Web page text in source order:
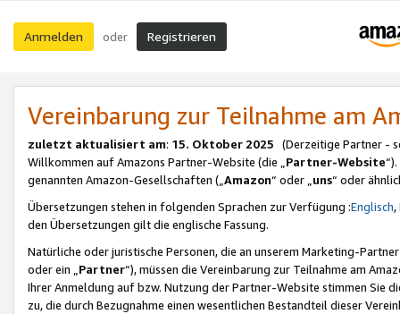
Anmelden oder Registrieren
Vereinbarung zur Teilnahme am
zuletzt aktualisiert am: 15. Oktober 2025 (Derzeitige Partner -
Willkommen auf Amazons Partner-Website (die „Partner-Website
genannten Amazon-Gesellschaften („Amazon“ oder „uns“ oder
Übersetzungen stehen in folgenden Sprachen zur Verfügung :Englisch,
den Übersetzungen gilt die englische Fassung.
Natürliche oder juristische Personen, die an unserem Marketing-
oder ein „Partner“), müssen die Vereinbarung zur Teilnahme am
Ihrer Anmeldung auf bzw. Nutzung der Partner-Website stimmen Sie
zu, die durch Bezugnahme einen wesentlichen Bestandteil dieser